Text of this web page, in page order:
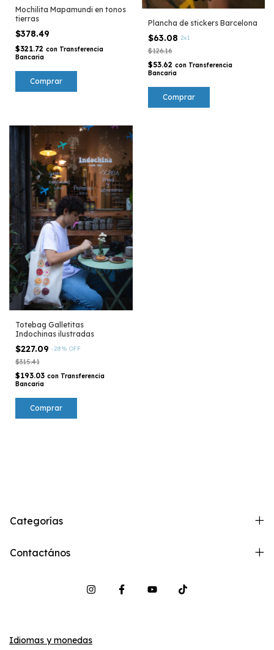
Mochilita Mapamundi en tonos
tierras
$378.49
$321.72 con Transferencia
Bancaria
Plancha de stickers Barcelona
$63.08 2x1
$126.16
$53.62 con Transferencia
Bancaria
Totebag Galletitas
Indochinas ilustradas
$227.09 -28% OFF
$315.41
$193.03 con Transferencia
Bancaria
Categorías
Contactános
Idiomas y monedas